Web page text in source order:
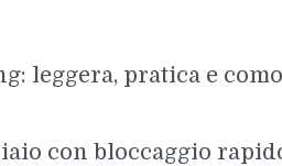
leggera, pratica e
con bloccaggio